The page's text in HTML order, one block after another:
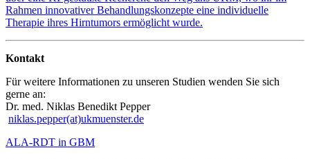
Rahmen innovativer Behandlungskonzepte eine individuelle
Therapie ihres Hirntumors ermöglicht wurde.
Kontakt
Für weitere Informationen zu unseren Studien wenden Sie sich
gerne an:
Dr. med. Niklas Benedikt Pepper
niklas.pepper(at)ukmuenster.de
ALA-RDT in GBM